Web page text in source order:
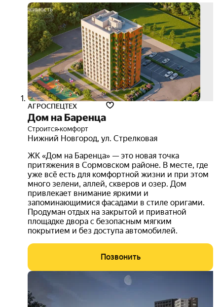
АГРОСПЕЦТЕХ
Дом на Баренца
Строится•комфорт
Нижний Новгород, ул. Стрелковая
ЖК «Дом на Баренца» — это новая точка
притяжения в Сормовском районе. В месте, где
уже всё есть для комфортной жизни и при этом
много зелени, аллей, скверов и озер. Дом
привлекает внимание яркими и
запоминающимися фасадами в стиле оригами.
Продуман отдых на закрытой и приватной
площадке двора с безопасным мягким
покрытием и без доступа автомобилей.
Позвонить